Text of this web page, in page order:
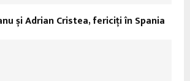
și Adrian Cristea, fericiți în Spania